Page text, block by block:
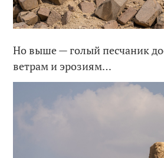
Но выше — голый песчаник
ветрам и эрозиям…